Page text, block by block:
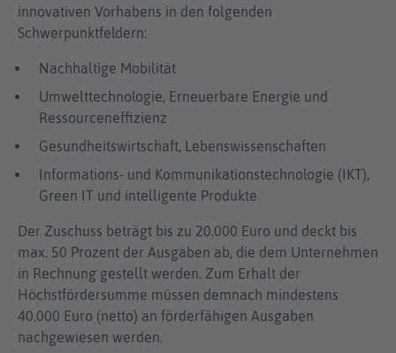
innovativen Vorhabens in den folgenden
Schwerpunktfeldern:
Nachhaltige Mobilität
Umwelttechnologie, Erneuerbare Energie und
Ressourceneffizienz
Gesundheitswirtschaft, Lebenswissenschaften
Informations- und Kommunikationstechnologie (IKT),
Green IT und intelligente Produkte
Der Zuschuss beträgt bis zu 20.000 Euro und deckt bis
max. 50 Prozent der Ausgaben ab, die dem Unternehmen
in Rechnung gestellt werden. Zum Erhalt der
Höchstfördersumme müssen demnach mindestens
40.000 Euro (netto) an förderfähigen Ausgaben
nachgewiesen werden.